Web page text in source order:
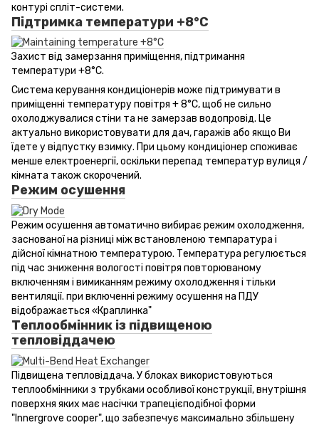
контурі спліт-системи.
Підтримка температури +8°С
Захист від замерзання приміщення, підтримання
температури +8°С.
Система керування кондиціонерів може підтримувати в
приміщенні температуру повітря + 8°С, щоб не сильно
охолоджувалися стіни та не замерзав водопровід. Це
актуально використовувати для дач, гаражів або якщо Ви
їдете у відпустку взимку. При цьому кондиціонер споживає
менше електроенергії, оскільки перепад температур вулиця /
кімната також скорочений.
Режим осушення
Режим осушення автоматично вибирає режим охолодження,
заснованої на різниці між встановленою темпаратура і
дійсної кімнатною температурою. Температура регулюється
під час зниження вологості повітря повторюваному
включенням і вимиканням режиму охолодження і тільки
вентиляції. при включенні режиму осушення на ПДУ
відображається «Краплинка"
Теплообмінник із підвищеною
тепловіддачею
Підвищена тепловіддача. У блоках використовуються
теплообмінники з трубками особливої конструкції, внутрішня
поверхня яких має насічки трапецієподібної форми
"Innergrove cooper", що забезпечує максимально збільшену